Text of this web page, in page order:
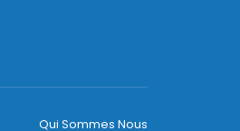
Qui Sommes Nous